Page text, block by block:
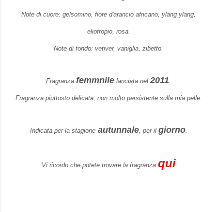
Note di cuore: gelsomino, fiore d'arancio africano, ylang ylang,
eliotropio, rosa.
Note di fondo: vetiver, vaniglia, zibetto.
Fragranza femmnile lanciata nel2011.
Fragranza piuttosto delicata, non molto persistente sulla mia pelle.
Indicata per la stagioneautunnale, per il giorno.
Vi ricordo che potete trovare la fragranza qui